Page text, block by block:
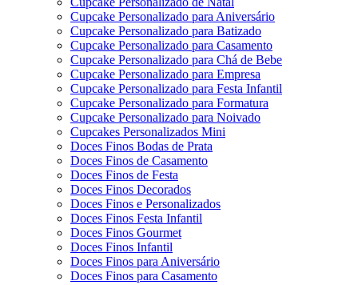
Cupcake Personalizado para Aniversário
Cupcake Personalizado para Batizado
Cupcake Personalizado para Casamento
Cupcake Personalizado para Chá de Bebe
Cupcake Personalizado para Empresa
Cupcake Personalizado para Festa Infantil
Cupcake Personalizado para Formatura
Cupcake Personalizado para Noivado
Cupcakes Personalizados Mini
Doces Finos Bodas de Prata
Doces Finos de Casamento
Doces Finos de Festa
Doces Finos Decorados
Doces Finos e Personalizados
Doces Finos Festa Infantil
Doces Finos Gourmet
Doces Finos Infantil
Doces Finos para Aniversário
Doces Finos para Casamento